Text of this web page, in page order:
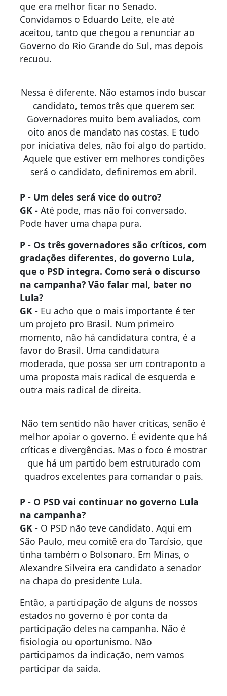
que era melhor ficar no Senado.
Convidamos o Eduardo Leite, ele até
aceitou, tanto que chegou a renunciar ao
Governo do Rio Grande do Sul, mas depois
recuou.
Nessa é diferente. Não estamos indo buscar
candidato, temos três que querem ser.
Governadores muito bem avaliados, com
oito anos de mandato nas costas. E tudo
por iniciativa deles, não foi algo do partido.
Aquele que estiver em melhores condições
será o candidato, definiremos em abril.
P - Um deles será vice do outro?
GK - Até pode, mas não foi conversado.
Pode haver uma chapa pura.
P - Os três governadores são críticos, com
gradações diferentes, do governo Lula,
que o PSD integra. Como será o discurso
na campanha? Vão falar mal, bater no
Lula?
GK - Eu acho que o mais importante é ter
um projeto pro Brasil. Num primeiro
momento, não há candidatura contra, é a
favor do Brasil. Uma candidatura
moderada, que possa ser um contraponto a
uma proposta mais radical de esquerda e
outra mais radical de direita.
Não tem sentido não haver críticas, senão é
melhor apoiar o governo. É evidente que há
críticas e divergências. Mas o foco é mostrar
que há um partido bem estruturado com
quadros excelentes para comandar o país.
P - O PSD vai continuar no governo Lula
na campanha?
GK - O PSD não teve candidato. Aqui em
São Paulo, meu comitê era do Tarcísio, que
tinha também o Bolsonaro. Em Minas, o
Alexandre Silveira era candidato a senador
na chapa do presidente Lula.
Então, a participação de alguns de nossos
estados no governo é por conta da
participação deles na campanha. Não é
fisiologia ou oportunismo. Não
participamos da indicação, nem vamos
participar da saída.